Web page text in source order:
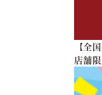
【全
店舗